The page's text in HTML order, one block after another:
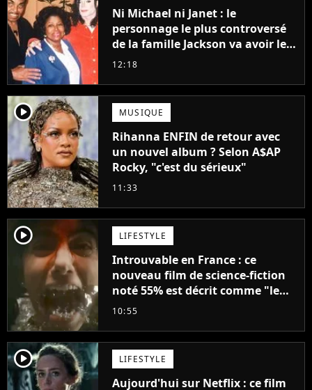
Ni Michael ni Janet : le
personnage le plus controversé
de la famille Jackson va avoir le
droit à sa propre série
12:18
player2 MUSIQUE
Rihanna ENFIN de retour avec
un nouvel album ? Selon A$AP
Rocky, "c'est du sérieux"
11:33
player2 LIFESTYLE
Introuvable en France : ce
nouveau film de science-fiction
noté 55% est décrit comme "le
plus stupide de l'année"
10:55
player2 LIFESTYLE
Aujourd'hui sur Netflix : ce film